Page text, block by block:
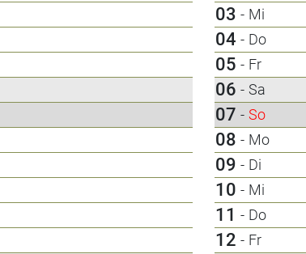
03 - Mi
04 - Do
05 - Fr
06 - Sa
07 - So
08 - Mo
09 - Di
10 - Mi
11 - Do
12 - Fr